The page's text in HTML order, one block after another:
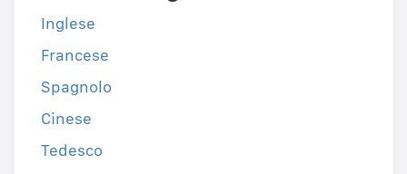
Inglese
Francese
Spagnolo
Cinese
Tedesco